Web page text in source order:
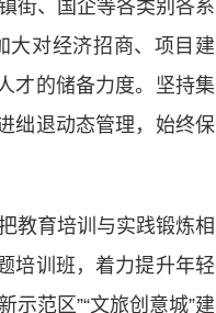
街、国企等各类别各系
大对经济招商、项目建
才的储备力度。坚持集
绌退动态管理，始终保
教育培训与实践锻炼相
培训班，着力提升年轻
范区”“文旅创意城”建